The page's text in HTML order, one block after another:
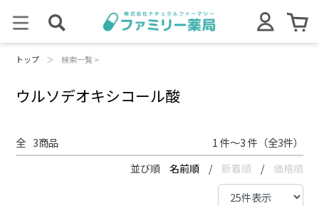
トップ ＞ 検索一覧 >
ウルソデオキシコール酸
全 3商品 1 件～3 件（全3件）
並び順 名前順 / 新着順 / 価格順